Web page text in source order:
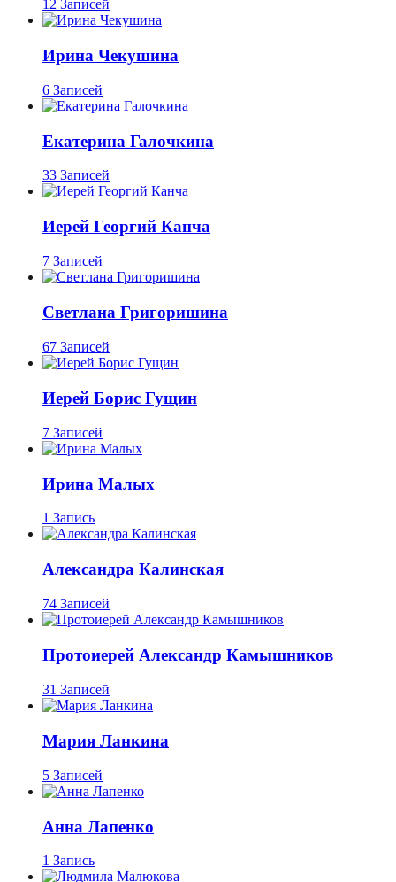
12 Записей
Ирина Чекушина
6 Записей
Екатерина Галочкина
33 Записей
Иерей Георгий Канча
7 Записей
Светлана Григоришина
67 Записей
Иерей Борис Гущин
7 Записей
Ирина Малых
1 Запись
Александра Калинская
74 Записей
Протоиерей Александр Камышников
31 Записей
Мария Ланкина
5 Записей
Анна Лапенко
1 Запись